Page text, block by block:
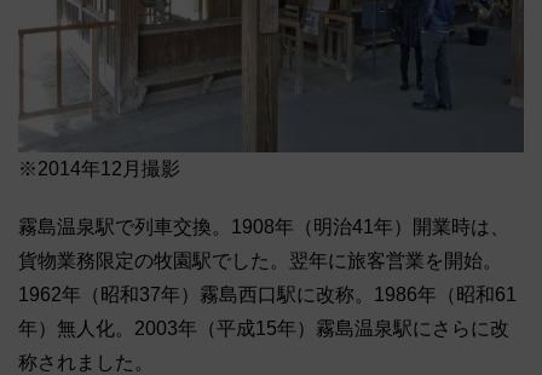
※2014年12月撮影
霧島温泉駅で列車交換。1908年（明治41年）開業時は、
貨物業務限定の牧園駅でした。翌年に旅客営業を開始。
1962年（昭和37年）霧島西口駅に改称。1986年（昭和61
年）無人化。2003年（平成15年）霧島温泉駅にさらに改
称されました。